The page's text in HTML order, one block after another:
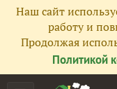
Наш сайт
работу и
Продолжая
Политикой